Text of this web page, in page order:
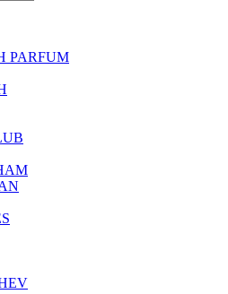
PARFUM